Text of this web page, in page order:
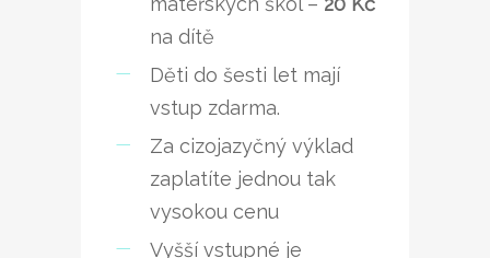
na dítě
Děti do šesti let mají
vstup zdarma.
Za cizojazyčný výklad
zaplatíte jednou tak
vysokou cenu
Vyšší vstupné je